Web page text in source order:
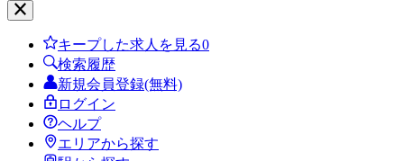
キープした求人を見る0
検索履歴
新規会員登録(無料)
ログイン
ヘルプ
エリアから探す